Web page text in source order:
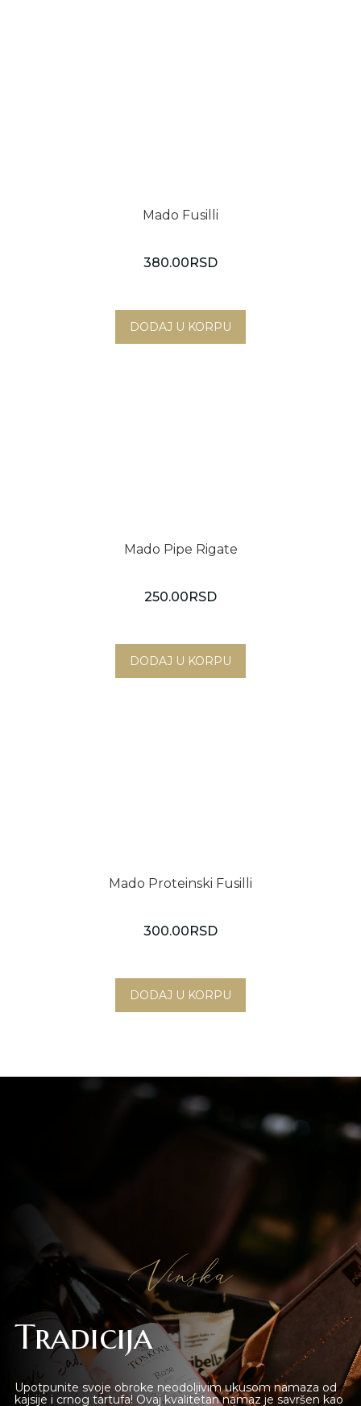
Novi Sad
Online shop
Beograd
Mado Fusilli
380.00 RSD
Mado Pipe Rigate
250.00 RSD
Mado Proteinski Fusilli
300.00 RSD
Vinska
Tradicija
Upotpunite svoje obroke neodoljivim ukusom namaza od
kajsije i crnog tartufa! Ovaj kvalitetan namaz je savršen kao